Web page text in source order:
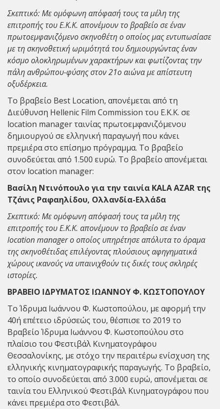
Σκεπτικό: Με ομόφωνη απόφασή τους τα μέλη της
επιτροπής του Ε.Κ.Κ. απονέμουν το βραβείο σε έναν
πρωτοεμφανιζόμενο σκηνοθέτη ο οποίος μας εντυπωσίασε
με τη σκηνοθετική ωριμότητά του δημιουργώντας έναν
κόσμο ολοκληρωμένων χαρακτήρων και φωτίζοντας την
πάλη ανθρώπου-φύσης στον 21ο αιώνα με απίστευτη
οξυδέρκεια.
Το βραβείο Best Location, απονέμεται από τη
Διεύθυνση Hellenic Film Commission του Ε.Κ.Κ. σε
location manager ταινίας πρωτοεμφανιζόμενου
δημιουργού σε ελληνική παραγωγή που κάνει
πρεμιέρα στο επίσημο πρόγραμμα. Το βραβείο
συνοδεύεται από 1.500 ευρώ. Το βραβείο απονέμεται
στον location manager:
Βασίλη Ντινόπουλο για την ταινία KALA AZAR της
Τζάνις Ραφαηλίδου, Ολλανδία-Ελλάδα
Σκεπτικό: Με ομόφωνη απόφασή τους τα μέλη της
επιτροπής του Ε.Κ.Κ. απονέμουν το βραβείο σε έναν
location manager o οποίος υπηρέτησε απόλυτα το όραμα
της σκηνοθέτιδας επιλέγοντας πλούσιους αφηγηματικά
χώρους ικανούς να υπαινιχθούν τις δικές τους σκληρές
ιστορίες.
ΒΡΑΒΕΙΟ ΙΔΡΥΜΑΤΟΣ ΙΩΑΝΝΟΥ Φ. ΚΩΣΤΟΠΟΥΛΟΥ
Το Ίδρυμα Ιωάννου Φ. Κωστοπούλου, με αφορμή την
40ή επέτειο ιδρύσεώς του, θέσπισε το 2019 το
Βραβείο Ίδρυμα Ιωάννου Φ. Κωστοπούλου στο
πλαίσιο του Φεστιβάλ Κινηματογράφου
Θεσσαλονίκης, με στόχο την περαιτέρω ενίσχυση της
ελληνικής κινηματογραφικής παραγωγής. Το βραβείο,
το οποίο συνοδεύεται από 3.000 ευρώ, απονέμεται σε
ταινία του Ελληνικού Φεστιβάλ Κινηματογράφου που
κάνει πρεμιέρα στο Φεστιβάλ.